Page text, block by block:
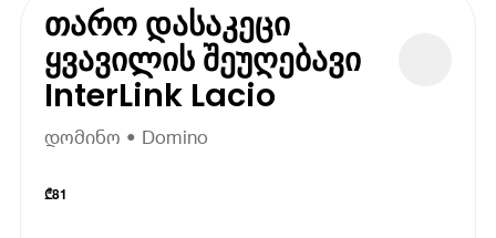
თარო დასაკეცი
ყვავილის შეუღებავი
InterLink Lacio
დომინო • Domino
₾81